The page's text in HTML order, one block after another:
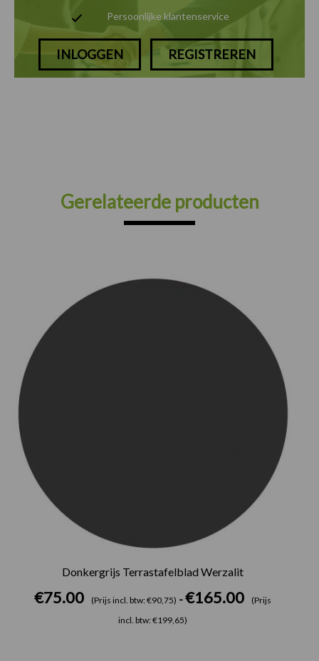
Persoonlijke klantenservice
INLOGGEN REGISTREREN
Gerelateerde producten
Donkergrijs Terrastafelblad Werzalit
€75.00 (Prijs incl. btw: €90,75) - €165.00
(Prijs
incl. btw: €199,65)
Prijsklasse:
€75.00